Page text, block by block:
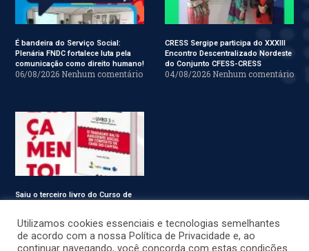
É bandeira do Serviço Social:
Plenária FNDC fortalece luta pela
comunicação como direito humano!
06/08/2026 Nenhum comentário
CRESS Sergipe participa do XXXIII
Encontro Descentralizado Nordeste
do Conjunto CFESS-CRESS
04/08/2026 Nenhum comentário
Saiu o terceiro livro do Curso de
Utilizamos cookies essenciais e tecnologias semelhantes
de acordo com a nossa Política de Privacidade e, ao
continuar navegando, você concorda com estas condições.